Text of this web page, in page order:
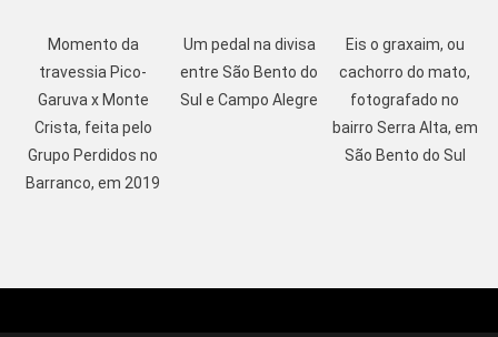
Momento da
travessia Pico-
Garuva x Monte
Crista, feita pelo
Grupo Perdidos no
Barranco, em 2019
Um pedal na divisa
entre São Bento do
Sul e Campo Alegre
Eis o graxaim, ou
cachorro do mato,
fotografado no
bairro Serra Alta, em
São Bento do Sul